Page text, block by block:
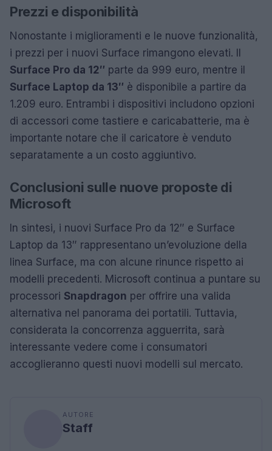
Prezzi e disponibilità
Nonostante i miglioramenti e le nuove funzionalità,
i prezzi per i nuovi Surface rimangono elevati. Il
Surface Pro da 12″ parte da 999 euro, mentre il
Surface Laptop da 13″ è disponibile a partire da
1.209 euro. Entrambi i dispositivi includono opzioni
di accessori come tastiere e caricabatterie, ma è
importante notare che il caricatore è venduto
separatamente a un costo aggiuntivo.
Conclusioni sulle nuove proposte di
Microsoft
In sintesi, i nuovi Surface Pro da 12″ e Surface
Laptop da 13″ rappresentano un’evoluzione della
linea Surface, ma con alcune rinunce rispetto ai
modelli precedenti. Microsoft continua a puntare su
processori Snapdragon per offrire una valida
alternativa nel panorama dei portatili. Tuttavia,
considerata la concorrenza agguerrita, sarà
interessante vedere come i consumatori
accoglieranno questi nuovi modelli sul mercato.
AUTORE
Staff